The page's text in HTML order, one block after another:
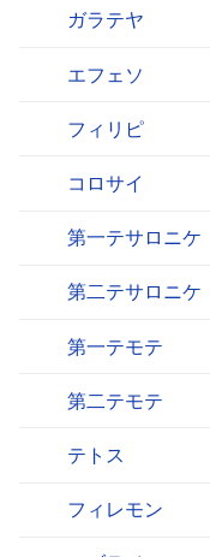
ガラテヤ
エフェソ
フィリピ
コロサイ
第一テサロニケ
第二テサロニケ
第一テモテ
第二テモテ
テトス
フィレモン